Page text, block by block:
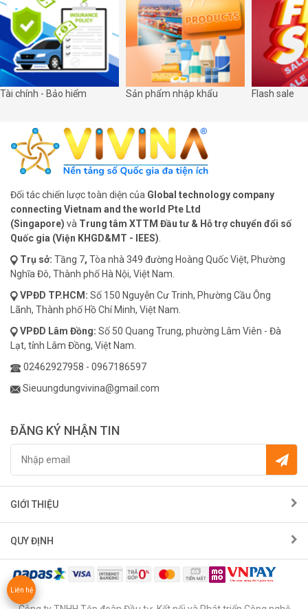
Tài chính - Bảo hiểm Sản phẩm nhập khẩu Flash sale
Đối tác chiến lược toàn diện của Global technology company
connecting Vietnam and the world Pte Ltd
(Singapore) và Trung tâm XTTM Đầu tư & Hỗ trợ chuyển đổi số
Quốc gia (Viện KHGD&MT - IEES).
Trụ sở: Tầng 7, Tòa nhà 349 đường Hoàng Quốc Việt, Phường
Nghĩa Đô, Thành phố Hà Nội, Việt Nam.
VPĐD TP.HCM: Số 150 Nguyễn Cư Trinh, Phường Cầu Ông
Lãnh, Thành phố Hồ Chí Minh, Việt Nam.
VPĐD Lâm Đồng: Số 50 Quang Trung, phường Lâm Viên - Đà
Lạt, tỉnh Lâm Đồng, Việt Nam.
02462927958 - 0967186597
Sieuungdungvivina@gmail.com
ĐĂNG KÝ NHẬN TIN
GIỚI THIỆU
QUY ĐỊNH
Liên hệ